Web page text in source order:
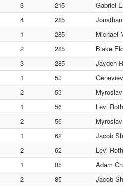
3 215
Gabriel
4 285
1 285
Michael
2 285
Blake
3 285
Jayden
1 53
2 53
1 56
Levi
2 56
1 62
Jacob
2 62
Levi
1 85
Adam
2 85 Jacob